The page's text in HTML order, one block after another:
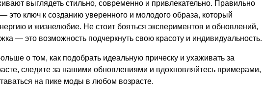
выглядеть стильно, современно и привлекательно. Правильно
это ключ к созданию уверенного и молодого образа, который
и жизнелюбие. Не стоит бояться экспериментов и обновлений,
— это возможность подчеркнуть свою красоту и индивидуальность.
о том, как подобрать идеальную прическу и ухаживать за
следите за нашими обновлениями и вдохновляйтесь примерами,
на пике моды в любом возрасте.